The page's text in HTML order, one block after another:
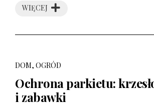
WIĘCEJ
DOM, OGRÓD
Ochrona parkietu:
i zabawki